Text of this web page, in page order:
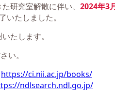
研究室解散に伴い、 2024年3
たしました。
たします。
い。
https://ci.nii.ac.jp/books/
ndlsearch.ndl.go.jp/